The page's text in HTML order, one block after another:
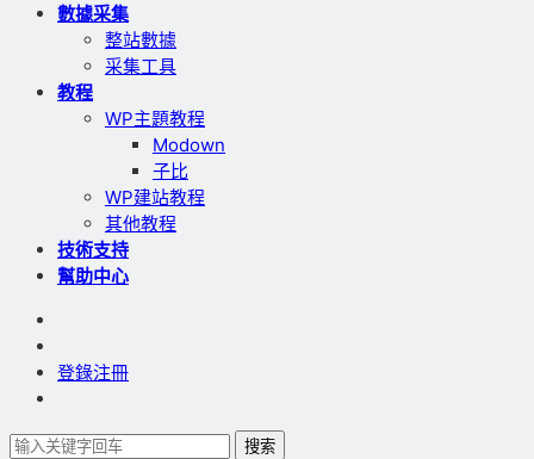
數據采集
整站數據
采集工具
教程
WP主題教程
Modown
子比
WP建站教程
其他教程
技術支持
幫助中心
登錄注冊
搜索